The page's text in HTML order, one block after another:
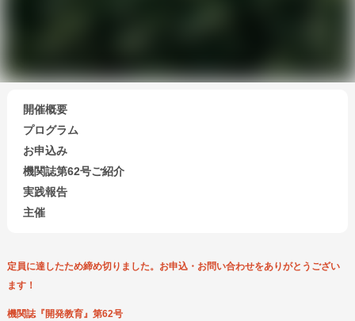
ボランティアをする
開催概要
プログラム
お申込み
機関誌第62号ご紹介
実践報告
主催
定員に達したため締め切りました。お申込・お問い合わせをありがとうござい
ます！
機関誌『開発教育』第62号